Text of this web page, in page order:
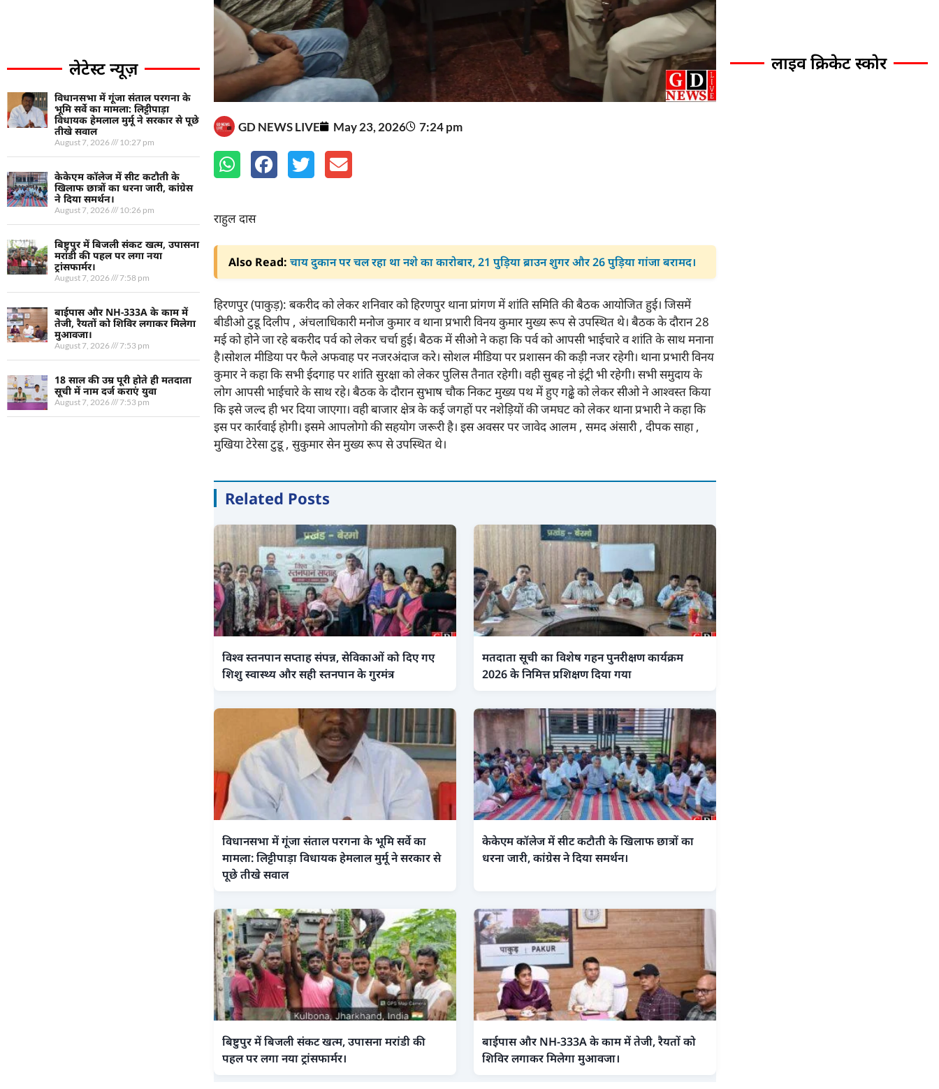
लेटेस्ट न्यूज़
विधानसभा में गूंजा संताल परगना के
भूमि सर्वे का मामला: लिट्टीपाड़ा
विधायक हेमलाल मुर्मू ने सरकार से पूछे
तीखे सवाल
August 7, 2026 10:27 pm
केकेएम कॉलेज में सीट कटौती के
खिलाफ छात्रों का धरना जारी, कांग्रेस
ने दिया समर्थन।
August 7, 2026 10:26 pm
बिष्टुपुर में बिजली संकट खत्म, उपासना
मरांडी की पहल पर लगा नया
ट्रांसफार्मर।
August 7, 2026 7:58 pm
बाईपास और NH-333A के काम में
तेजी, रैयतों को शिविर लगाकर मिलेगा
मुआवजा।
August 7, 2026 7:53 pm
18 साल की उम्र पूरी होते ही मतदाता
सूची में नाम दर्ज कराएं युवा
August 7, 2026 7:53 pm
GD NEWS LIVE May 23, 2026 7:24 pm
राहुल दास
Also Read: चाय दुकान पर चल रहा था नशे का कारोबार, 21 पुड़िया ब्राउन शुगर और 26 पुड़िया गांजा बरामद।
हिरणपुर (पाकुड़): बकरीद को लेकर शनिवार को हिरणपुर थाना प्रांगण में शांति समिति की बैठक आयोजित हुई। जिसमें
बीडीओ टुडू दिलीप , अंचलाधिकारी मनोज कुमार व थाना प्रभारी विनय कुमार मुख्य रूप से उपस्थित थे। बैठक के दौरान 28
मई को होने जा रहे बकरीद पर्व को लेकर चर्चा हुई। बैठक में सीओ ने कहा कि पर्व को आपसी भाईचारे व शांति के साथ मनाना
है।सोशल मीडिया पर फैले अफवाह पर नजरअंदाज करे। सोशल मीडिया पर प्रशासन की कड़ी नजर रहेगी। थाना प्रभारी विनय
कुमार ने कहा कि सभी ईदगाह पर शांति सुरक्षा को लेकर पुलिस तैनात रहेगी। वही सुबह नो इंट्री भी रहेगी। सभी समुदाय के
लोग आपसी भाईचारे के साथ रहे। बैठक के दौरान सुभाष चौक निकट मुख्य पथ में हुए गढ्ढे को लेकर सीओ ने आश्वस्त किया
कि इसे जल्द ही भर दिया जाएगा। वही बाजार क्षेत्र के कई जगहों पर नशेड़ियों की जमघट को लेकर थाना प्रभारी ने कहा कि
इस पर कार्रवाई होगी। इसमे आपलोगो की सहयोग जरूरी है। इस अवसर पर जावेद आलम , समद अंसारी , दीपक साहा ,
मुखिया टेरेसा टुडू , सुकुमार सेन मुख्य रूप से उपस्थित थे।
Related Posts
विश्व स्तनपान सप्ताह संपन्न, सेविकाओं को दिए गए
शिशु स्वास्थ्य और सही स्तनपान के गुरमंत्र
मतदाता सूची का विशेष गहन पुनरीक्षण कार्यक्रम
2026 के निमित्त प्रशिक्षण दिया गया
विधानसभा में गूंजा संताल परगना के भूमि सर्वे का
मामला: लिट्टीपाड़ा विधायक हेमलाल मुर्मू ने सरकार से
पूछे तीखे सवाल
केकेएम कॉलेज में सीट कटौती के खिलाफ छात्रों का
धरना जारी, कांग्रेस ने दिया समर्थन।
बिष्टुपुर में बिजली संकट खत्म, उपासना मरांडी की
पहल पर लगा नया ट्रांसफार्मर।
बाईपास और NH-333A के काम में तेजी, रैयतों को
शिविर लगाकर मिलेगा मुआवजा।
लाइव क्रिकेट स्कोर